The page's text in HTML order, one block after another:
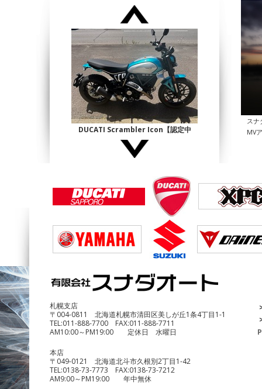
DUCATI Scrambler Icon【認定中
古】
¥1,140,000
¥690,000
スナ
MV
札幌支店
〒004-0811 北海道札幌市清田区美しが丘1条4丁目1-1
TEL:011-888-7700 FAX:011-888-7711
AM10:00～PM19:00 定休日 水曜日
本店
〒049-0121 北海道北斗市久根別2丁目1-42
TEL:0138-73-7773 FAX:0138-73-7212
AM9:00～PM19:00 年中無休